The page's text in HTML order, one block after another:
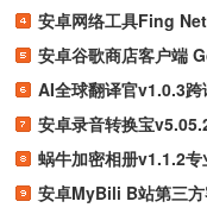
安卓网络工具Fing
安卓谷歌商店客户端
AI全球翻译官v1.0.3
安卓录音转换宝
蜗牛加密相册v1.1.2
安卓MyBili B站第三